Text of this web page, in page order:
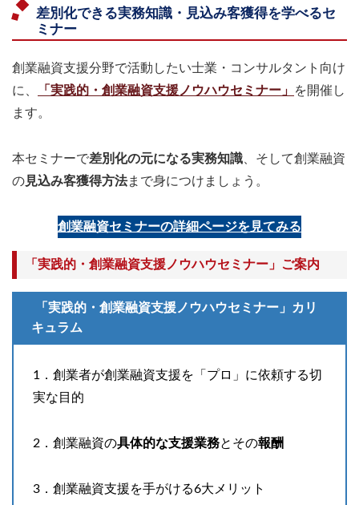
差別化できる実務知識・見込み客獲得を学べるセ
ミナー
創業融資支援分野で活動したい士業・コンサルタント向け
に、
「実践的・創業融資支援ノウハウセミナー」
を開催し
ます。
本セミナーで差別化の元になる実務知識、そして創業融資
の見込み客獲得方法まで身につけましょう。
創業融資セミナーの詳細ページを見てみる
「実践的・創業融資支援ノウハウセミナー」ご案内
「実践的・創業融資支援ノウハウセミナー」カリ
キュラム
1．創業者が創業融資支援を「プロ」に依頼する切
実な目的
2．創業融資の具体的な支援業務とその報酬
3．創業融資支援を手がける6大メリット